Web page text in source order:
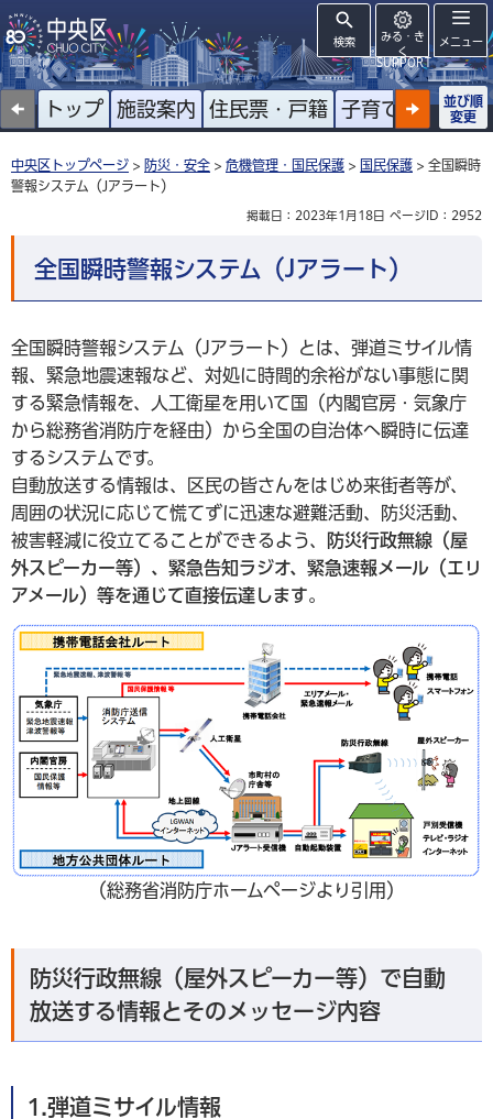
検索
みる・き
く
SUPPORT
メニュー
トップ 施設案内 住民票・戸籍 子育て 高齢者
並び順
変更
中央区トップページ > 防災・安全 > 危機管理・国民保護 > 国民保護 > 全国瞬時
警報システム（Jアラート）
掲載日：2023年1月18日 ページID：2952
全国瞬時警報システム（Jアラート）
全国瞬時警報システム（Jアラート）とは、弾道ミサイル情
報、緊急地震速報など、対処に時間的余裕がない事態に関
する緊急情報を、人工衛星を用いて国（内閣官房・気象庁
から総務省消防庁を経由）から全国の自治体へ瞬時に伝達
するシステムです。
自動放送する情報は、区民の皆さんをはじめ来街者等が、
周囲の状況に応じて慌てずに迅速な避難活動、防災活動、
被害軽減に役立てることができるよう、
防災行政無線（屋
外スピーカー等）、緊急告知ラジオ、緊急速報メール（エリ
アメール）等を通じて直接伝達します。
（総務省消防庁ホームページより引用）
防災行政無線（屋外スピーカー等）で自動
放送する情報とそのメッセージ内容
1.弾道ミサイル情報